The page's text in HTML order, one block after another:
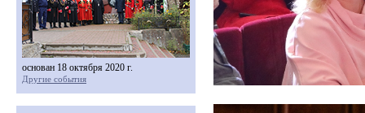
основан 18 октября 2020 г.
Другие события